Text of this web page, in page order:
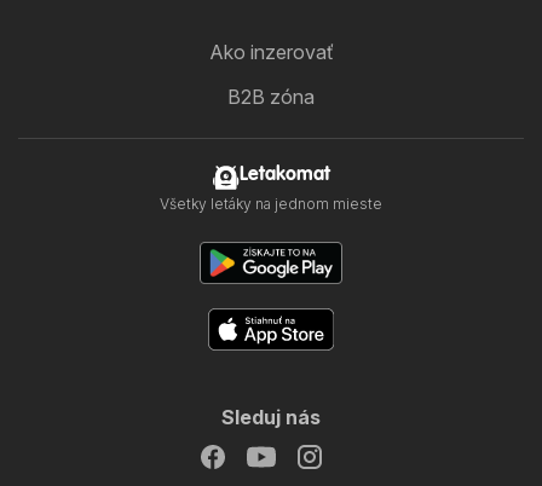
Ako inzerovať
B2B zóna
Letakomat
Všetky letáky na jednom mieste
Sleduj nás